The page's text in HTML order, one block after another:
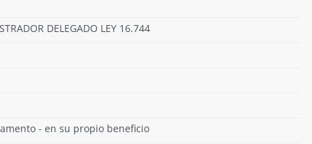
DELEGADO LEY 16.744
- en su propio beneficio